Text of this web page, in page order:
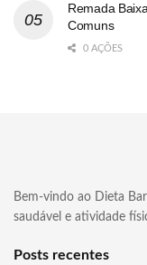
Remada
Comuns
0 AÇÕES
Bem-vindo ao Dieta
saudável e atividade
Posts recentes